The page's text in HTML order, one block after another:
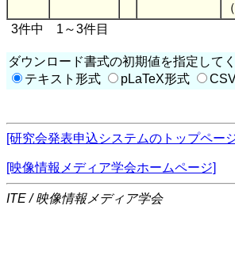
（
3件中 1～3件目
ダウンロード書式の初期値を指定して
テキスト形式
pLaTeX形式
[研究会発表申込システムのトップペー
[映像情報メディア学会ホームページ]
ITE / 映像情報メディア学会